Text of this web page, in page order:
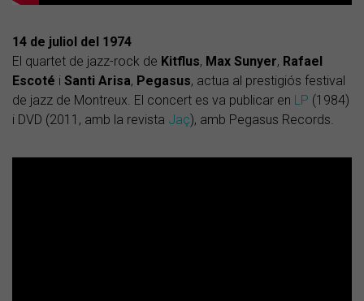
14 de juliol del 1974
El quartet de jazz-rock de Kitflus, Max Sunyer, Rafael
Escoté i Santi Arisa, Pegasus, actua al prestigiós festival
de jazz de Montreux. El concert es va publicar en LP (1984)
i DVD (2011, amb la revista Jaç), amb Pegasus Records.